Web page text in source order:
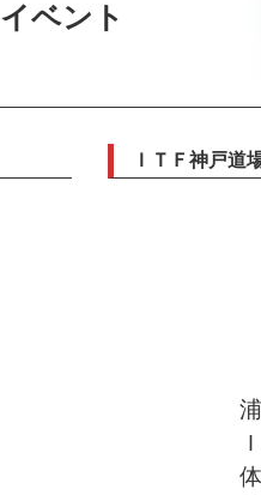
イベント
ＩＴＦ神戸道